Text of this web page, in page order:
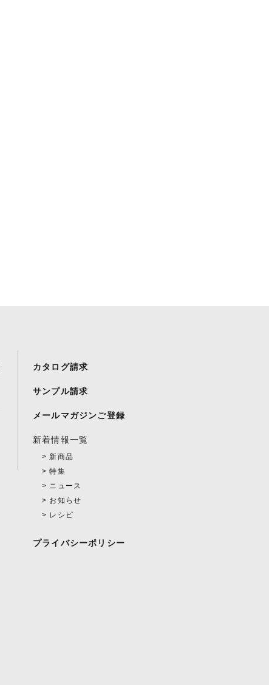
カタログ請求
サンプル請求
メールマガジンご登録
新着情報一覧
新商品
特集
ニュース
お知らせ
レシピ
プライバシーポリシー